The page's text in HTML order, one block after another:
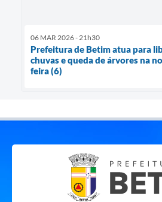
06 MAR 2026 - 21h30
Prefeitura de Betim atua para
chuvas e queda de árvores na
feira (6)